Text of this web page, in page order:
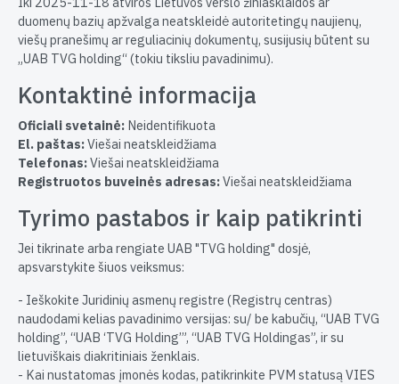
duomenų bazių apžvalga neatskleidė autoritetingų naujienų,
viešų pranešimų ar reguliacinių dokumentų, susijusių būtent su
„UAB TVG holding“ (tokiu tiksliu pavadinimu).
Kontaktinė informacija
Oficiali svetainė: Neidentifikuota
El. paštas:Viešai neatskleidžiama
Telefonas:Viešai neatskleidžiama
Registruotos buveinės adresas:Viešai neatskleidžiama
Tyrimo pastabos ir kaip patikrinti
Jei tikrinate arba rengiate UAB "TVG holding" dosjė,
apsvarstykite šiuos veiksmus:
- Ieškokite Juridinių asmenų registre (Registrų centras)
naudodami kelias pavadinimo versijas: su/ be kabučių, “UAB TVG
holding”, “UAB ‘TVG Holding’”, “UAB TVG Holdingas”, ir su
lietuviškais diakritiniais ženklais.
- Kai nustatomas įmonės kodas, patikrinkite PVM statusą VIES